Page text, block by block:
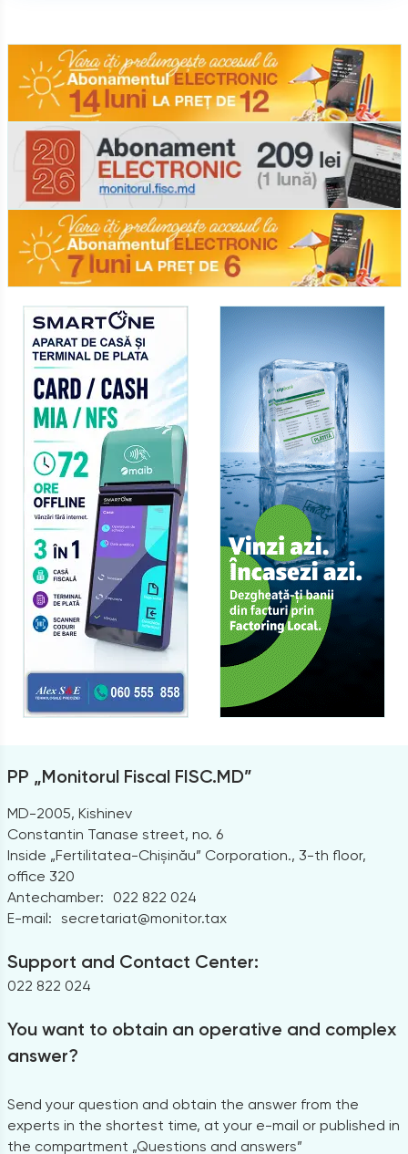
PP „Monitorul Fiscal FISC.MD”
MD-2005, Kishinev
Constantin Tanase street, no. 6
Inside „Fertilitatea-Chișinău” Corporation., 3-th floor,
office 320
Antechamber:
022 822 024
E-mail: secretariat@monitor.tax
Support and Contact Center:
022 822 024
You want to obtain an operative and complex
answer?
Send your question and obtain the answer from the
experts in the shortest time, at your e-mail or published in
the compartment „Questions and answers”